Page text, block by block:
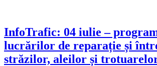
InfoTrafic: 04 iulie –
lucrărilor de reparație și
străzilor, aleilor și